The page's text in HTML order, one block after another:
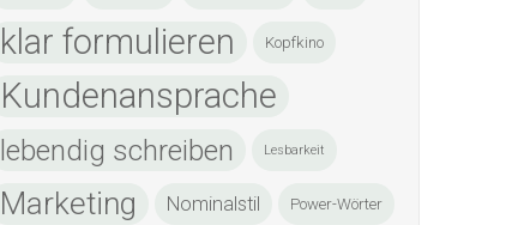
klar formulieren Kopfkino
Kundenansprache
lebendig schreiben Lesbarkeit
Marketing Nominalstil Power-Wörter